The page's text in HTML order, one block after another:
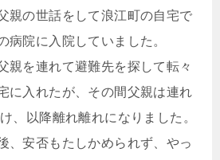
親の世話をして浪江町の自宅で
病院に入院していました。
親を連れて避難先を探して転々
に入れたが、その間父親は連れ
、以降離れ離れになりました。
、安否もたしかめられず、やっ